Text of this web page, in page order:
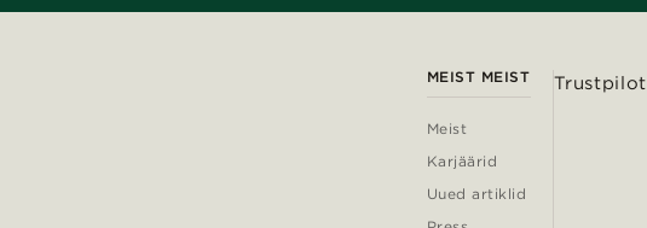
MEIST MEIST
Meist
Karjäärid
Uued artiklid
Trustpilot